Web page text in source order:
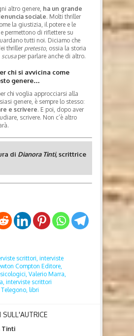
altro genere, ha un grande
sociale. Molti thriller
la giustizia, il potere e le
permettono di riflettere su
tutti noi. Diciamo che
thriller pretesto, ossia la storia
scusaper parlare anche di altro.
chi si avvicina come
genere…
chi voglia approcciarsi alla
genere, è sempre lo stesso:
e scrivere. E poi, dopo aver
scrivere. Non c’è altro
di Dianora Tinti,scrittrice
scrittori, interviste
Compton Editore,
Valerio Marra,
interviste scrittori
Telegono, libri
Tinti